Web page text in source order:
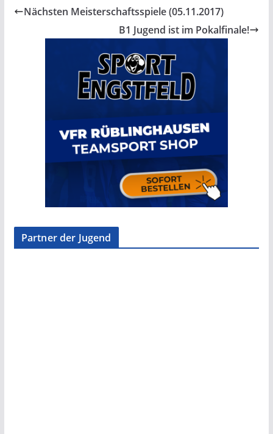
Nächsten Meisterschaftsspiele (05.11.2017)
B1 Jugend ist im Pokalfinale!
Partner der Jugend